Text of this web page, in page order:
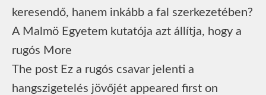
keresendő, hanem inkább a fal szerkezetében?
A Malmö Egyetem kutatója azt állítja, hogy a
rugós More
The post Ez a rugós csavar jelenti a
hangszigetelés jövőjét appeared first on